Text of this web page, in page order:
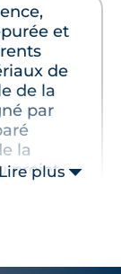
et
de
de la
par
la
projet
plus